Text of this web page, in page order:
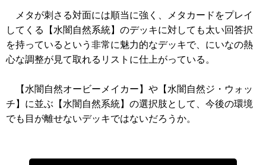
メタが刺さる対面には順当に強く、メタカードをプレイ
してくる【水闇自然系統】のデッキに対しても太い回答択
を持っているという非常に魅力的なデッキで、にいなの熱
心な調整が見て取れるリストに仕上がっている。
【水闇自然オービーメイカー】や【水闇自然ジ・ウォッ
チ】に並ぶ【水闇自然系統】の選択肢として、今後の環境
でも目が離せないデッキではないだろうか。